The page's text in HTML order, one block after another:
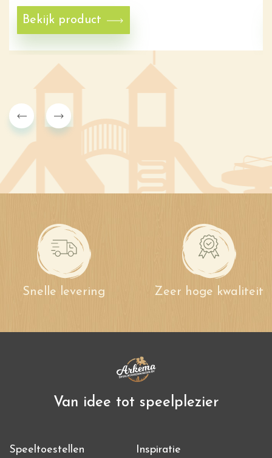
Bekijk product
Snelle levering Zeer hoge kwaliteit
Van idee tot speelplezier
Speeltoestellen
Inspiratie